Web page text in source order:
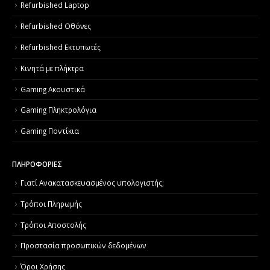
Refurbished Laptop
Refurbished Οθόνες
Refurbished Εκτυπωτές
Κινητά με πλήκτρα
Gaming Ακουστικά
Gaming Πληκτρολόγια
Gaming Ποντίκια
ΠΛΗΡΟΦΟΡΙΕΣ
Γιατί Aνακατασκευασμένος υπολογιστής;
Τρόποι Πληρωμής
Τρόποι Αποστολής
Προστασία προσωπικών δεδομένων
Όροι Χρήσης